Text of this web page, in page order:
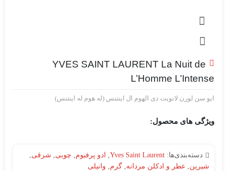
YVES SAINT LAURENT La Nuit de
L’Homme L’Intense
ایو سن لورن لانویت دی الهوم ال اینتنس (له هوم له اینتنس)
ویژگی های محصول:
دسته‌بندی‌ها: Yves Saint Laurent ادو پرفیوم چوبی شرقی
شیرین, عطر و ادکلن مردانه, گرم, وانیلی